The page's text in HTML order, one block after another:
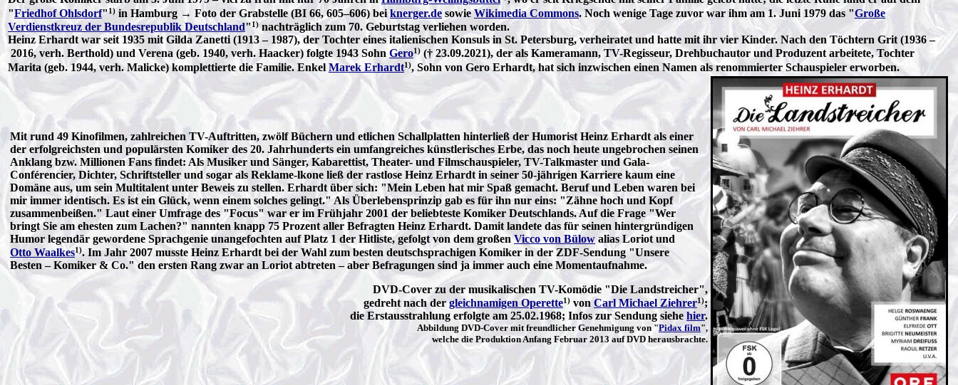
"Friedhof Ohlsdorf"1) in Hamburg → Foto der Grabstelle (BI 66, 605–606) beiknerger.de sowieWikimedia Commons. Noch wenige Tage zuvor war ihm am 1. Juni 1979 das "Große
Verdienstkreuz der Bundesrepublik Deutschland" 1)nachträglich zum 70. Geburtstag verliehen worden.
Heinz Erhardt war seit 1935 mit Gilda Zanetti (1913 – 1987), der Tochter eines italienischen Konsuls in St. Petersburg, verheiratet und hatte mit ihr vier Kinder. Nach den Töchtern Grit (1936 –
2016, verh. Berthold) und Verena (geb. 1940, verh. Haacker) folgte 1943 Sohn Gero1) († 23.09.2021), der als Kameramann, TV-Regisseur, Drehbuchautor und Produzent arbeitete, Tochter
Marita (geb. 1944, verh. Malicke) komplettierte die Familie. Enkel Marek Erhardt1), Sohn von Gero Erhardt, hat sich inzwischen einen Namen als renommierter Schauspieler erworben.
Mit rund 49 Kinofilmen, zahlreichen TV-Auftritten, zwölf Büchern und etlichen Schallplatten hinterließ der Humorist Heinz Erhardt als einer
der erfolgreichsten und populärsten Komiker des 20. Jahrhunderts ein umfangreiches künstlerisches Erbe, das noch heute ungebrochen seinen
Anklang bzw. Millionen Fans findet: Als Musiker und Sänger, Kabarettist, Theater- und Filmschauspieler, TV-Talkmaster und Gala-
Conférencier, Dichter, Schriftsteller und sogar als Reklame-lkone ließ der rastlose Heinz Erhardt in seiner 50-jährigen Karriere kaum eine
Domäne aus, um sein Multitalent unter Beweis zu stellen. Erhardt über sich: "Mein Leben hat mir Spaß gemacht. Beruf und Leben waren bei
mir immer identisch. Es ist ein Glück, wenn einem solches gelingt." Als Überlebensprinzip gab es für ihn nur eins: "Zähne hoch und Kopf
zusammenbeißen." Laut einer Umfrage des "Focus" war er im Frühjahr 2001 der beliebteste Komiker Deutschlands. Auf die Frage "Wer
bringt Sie am ehesten zum Lachen?" nannten knapp 75 Prozent aller Befragten Heinz Erhardt. Damit landete das für seinen hintergründigen
Humor legendär gewordene Sprachgenie unangefochten auf Platz 1 der Hitliste, gefolgt von dem großenVicco von Bülow alias Loriot und
Otto Waalkes1). Im Jahr 2007 musste Heinz Erhardt bei der Wahl zum besten deutschsprachigen Komiker in der ZDF-Sendung "Unsere
Besten – Komiker & Co." den ersten Rang zwar an Loriot abtreten – aber Befragungen sind ja immer auch eine Momentaufnahme.
DVD-Cover zu der musikalischen TV-Komödie "Die Landstreicher",
gedreht nach dergleichnamigen Operette1) vonCarl Michael Ziehrer1);
die Erstausstrahlung erfolgte am 25.02.1968; Infos zur Sendung siehe hier.
Abbildung DVD-Cover mit freundlicher Genehmigung von "Pidax film",
welche die Produktion Anfang Februar 2013 auf DVD herausbrachte.